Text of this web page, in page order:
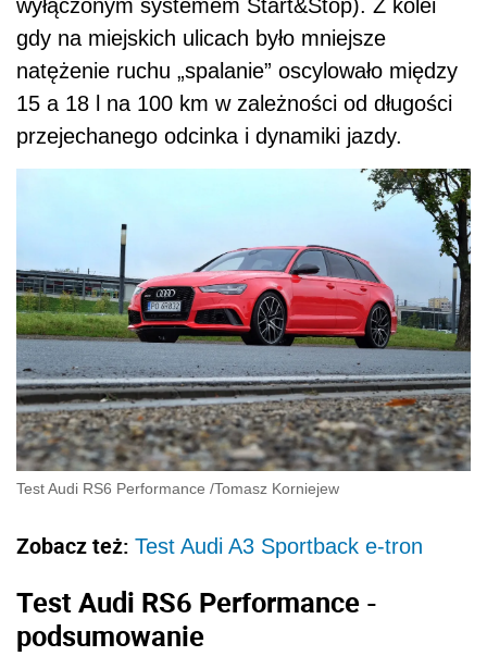
wyłączonym systemem Start&Stop). Z kolei
gdy na miejskich ulicach było mniejsze
natężenie ruchu „spalanie” oscylowało między
15 a 18 l na 100 km w zależności od długości
przejechanego odcinka i dynamiki jazdy.
Test Audi RS6 Performance /Tomasz Korniejew
Zobacz też: Test Audi A3 Sportback e-tron
Test Audi RS6 Performance -
podsumowanie